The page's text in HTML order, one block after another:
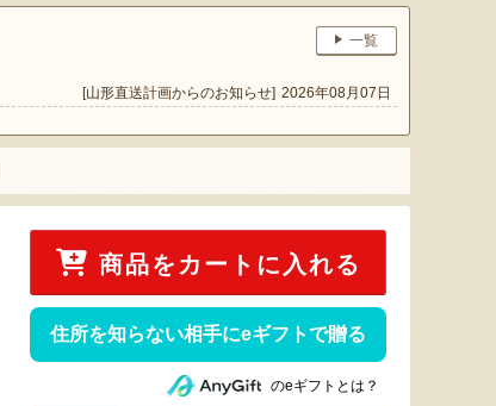
一覧
[山形直送計画からのお知らせ] 2026年08月07日
商品をカートに入れる
住所を知らない相手にeギフトで贈る
のeギフトとは？